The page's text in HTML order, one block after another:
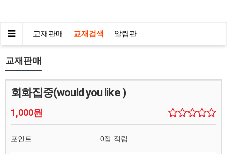
교재판매 교재검색 알림판
교재판매
회화집중(would you like )
1,000원
포인트 0점 적립